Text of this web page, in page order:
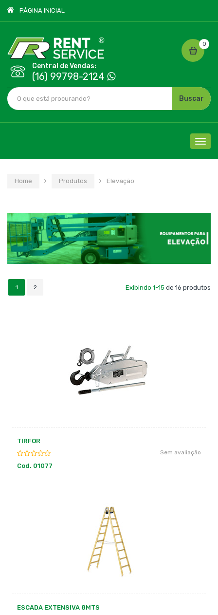
PÁGINA INICIAL
Central de Vendas:
(16) 99798-2124
0
Buscar
Home
Produtos Elevação
1 2 Exibindo 1-15 de 16 produtos
TIRFOR
Sem avaliação
Cod. 01077
ESCADA EXTENSIVA 8MTS